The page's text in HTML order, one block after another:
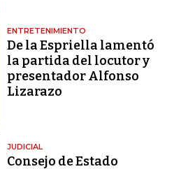
ENTRETENIMIENTO
De la Espriella lamentó
la partida del locutor y
presentador Alfonso
Lizarazo
JUDICIAL
Consejo de Estado